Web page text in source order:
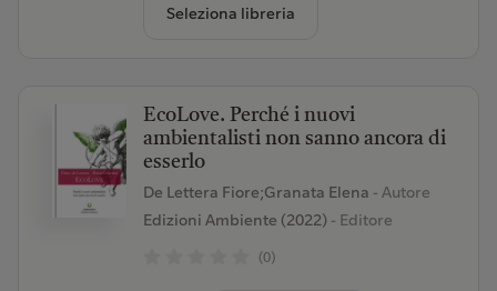
Seleziona libreria
EcoLove. Perché i nuovi
ambientalisti non sanno ancora di
esserlo
De Lettera Fiore;Granata Elena - Autore
Edizioni Ambiente (2022)- Editore
(0)